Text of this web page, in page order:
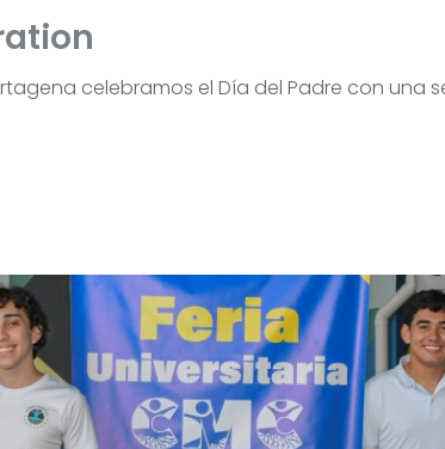
celebramos el Día del Padre con una